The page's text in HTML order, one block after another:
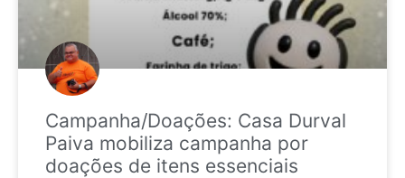
Campanha/Doações: Casa Durval
Paiva mobiliza campanha por
doações de itens essenciais